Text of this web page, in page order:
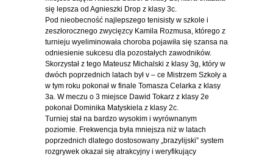
się lepsza od Agnieszki Drop z klasy 3c.
Pod nieobecność najlepszego tenisisty w szkole i
zeszłorocznego zwycięzcy Kamila Rozmusa, którego z
turnieju wyeliminowała choroba pojawiła się szansa na
odniesienie sukcesu dla pozostałych zawodników.
Skorzystał z tego Mateusz Michalski z klasy 3g, który w
dwóch poprzednich latach był v – ce Mistrzem Szkoły a
w tym roku pokonał w finale Tomasza Celarka z klasy
3a. W meczu o 3 miejsce Dawid Tokarz z klasy 2e
pokonał Dominika Matyskiela z klasy 2c.
Turniej stał na bardzo wysokim i wyrównanym
poziomie. Frekwencja była mniejsza niż w latach
poprzednich dlatego dostosowany „brazylijski” system
rozgrywek okazał się atrakcyjny i weryfikujący